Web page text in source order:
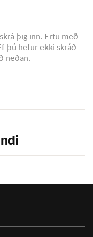
þig inn. Ertu með
þú hefur ekki skráð
neðan.